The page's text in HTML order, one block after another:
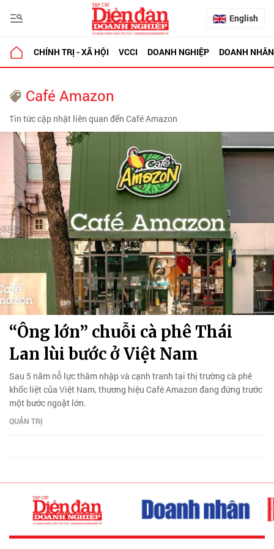
English
CHÍNH TRỊ - XÃ HỘI VCCI DOANH NGHIỆP DOANH NHÂN
Café Amazon
Tin tức cập nhật liên quan đến Café Amazon
“Ông lớn” chuỗi cà phê Thái
Lan lùi bước ở Việt Nam
Sau 5 năm nỗ lực thâm nhập và cạnh tranh tại thị trường cà phê
khốc liệt của Việt Nam, thương hiệu Café Amazon đang đứng trước
một bước ngoặt lớn.
QUẢN TRỊ